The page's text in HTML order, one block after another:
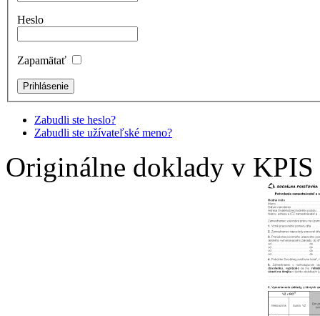
Heslo
Zapamätať
Zabudli ste heslo?
Zabudli ste užívateľské meno?
Originálne doklady v